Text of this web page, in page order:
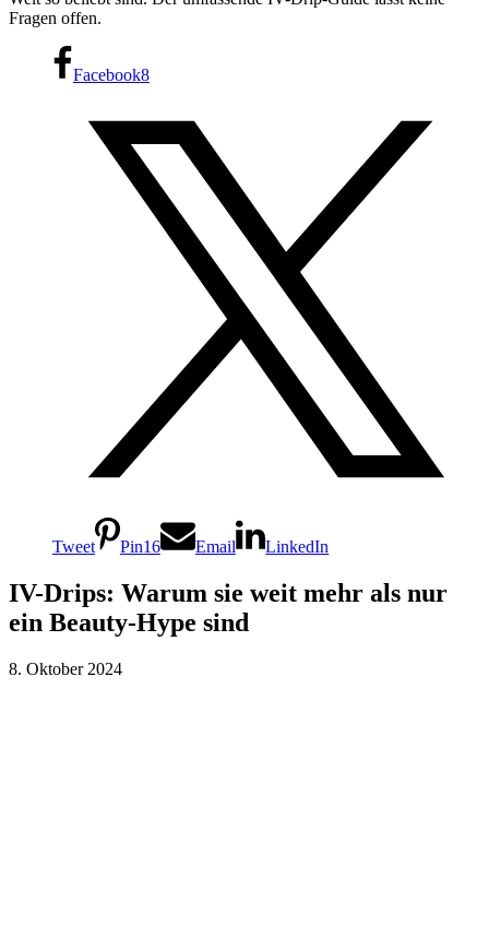
Facebook8
Tweet Pin16 Email LinkedIn
IV-Drips: Warum sie weit mehr als nur
ein Beauty-Hype sind
8. Oktober 2024